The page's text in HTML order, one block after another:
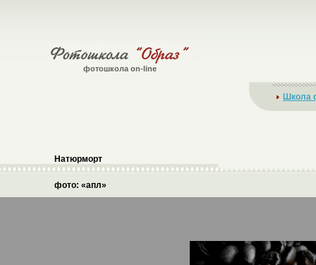
фотошкола on-line
Школа
Натюрморт
фото: «апл»